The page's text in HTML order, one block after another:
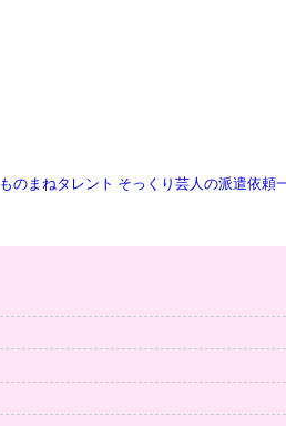
ものまねタレント そっくり芸人の派遣依頼